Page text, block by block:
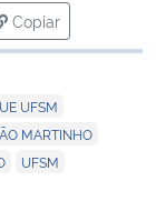
Copiar
para área de
UFSM
MARTINHO
UFSM